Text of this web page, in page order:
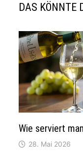
DAS KÖNNTE
Wie serviert
28. Mai 2026